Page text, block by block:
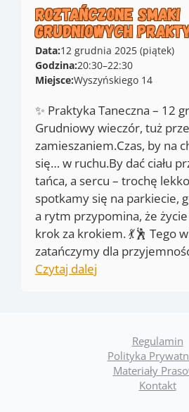
Roztańczone smaki
grudniowych
Data:12 grudnia 2025 (piątek)
Godzina:20:30–22:30
Miejsce:Wyszyńskiego 14
✨ Praktyka Taneczna – 12
Grudniowy wieczór, tuż
zamieszaniem.Czas, by na
się… w ruchu.By dać ciału
tańca, a sercu – trochę
spotkamy się na parkiecie,
a rytm przypomina, że
krok za krokiem. 💃🕺 Tego
zatańczymy dla
Czytaj dalej
Regulamin
Polityka
Materiały
Kontakt